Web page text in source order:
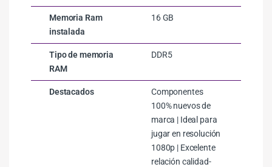
Memoria Ram
instalada
16 GB
Tipo de memoria
RAM
DDR5
Destacados
Componentes
100% nuevos de
marca | Ideal para
jugar en resolución
1080p | Excelente
relación calidad-